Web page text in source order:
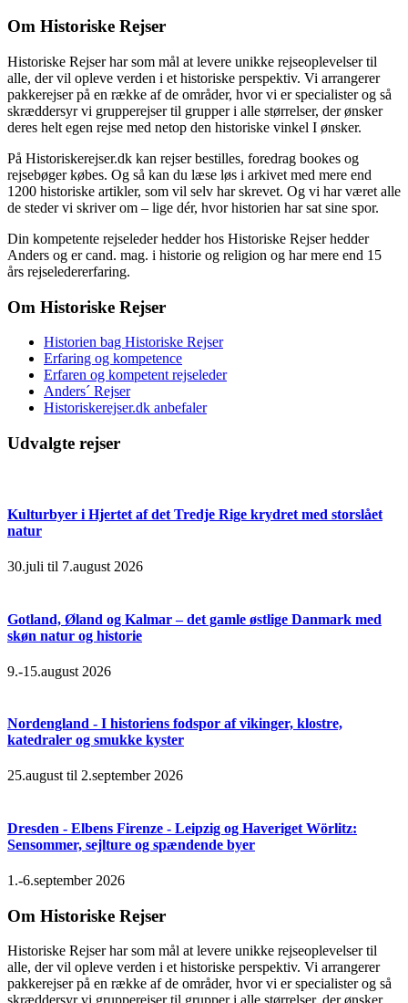
Om Historiske Rejser
Historiske Rejser har som mål at levere unikke rejseoplevelser til
alle, der vil opleve verden i et historiske perspektiv. Vi arrangerer
pakkerejser på en række af de områder, hvor vi er specialister og så
skræddersyr vi grupperejser til grupper i alle størrelser, der ønsker
deres helt egen rejse med netop den historiske vinkel I ønsker.
På Historiskerejser.dk kan rejser bestilles, foredrag bookes og
rejsebøger købes. Og så kan du læse løs i arkivet med mere end
1200 historiske artikler, som vil selv har skrevet. Og vi har været alle
de steder vi skriver om – lige dér, hvor historien har sat sine spor.
Din kompetente rejseleder hedder hos Historiske Rejser hedder
Anders og er cand. mag. i historie og religion og har mere end 15
års rejseledererfaring.
Om Historiske Rejser
Historien bag Historiske Rejser
Erfaring og kompetence
Erfaren og kompetent rejseleder
Anders´ Rejser
Historiskerejser.dk anbefaler
Udvalgte rejser
Kulturbyer i Hjertet af det Tredje Rige krydret med storslået
natur
30.juli til 7.august 2026
Gotland, Øland og Kalmar – det gamle østlige Danmark med
skøn natur og historie
9.-15.august 2026
Nordengland - I historiens fodspor af vikinger, klostre,
katedraler og smukke kyster
25.august til 2.september 2026
Dresden - Elbens Firenze - Leipzig og Haveriget Wörlitz:
Sensommer, sejlture og spændende byer
1.-6.september 2026
Om Historiske Rejser
Historiske Rejser har som mål at levere unikke rejseoplevelser til
alle, der vil opleve verden i et historiske perspektiv. Vi arrangerer
pakkerejser på en række af de områder, hvor vi er specialister og så